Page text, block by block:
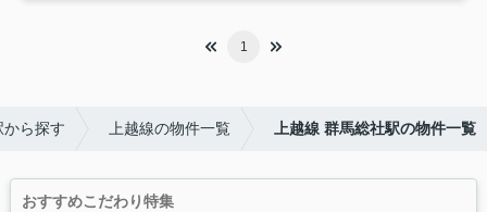
1
ら探す 上越線の物件一覧 上越線 群馬総社駅の物件一覧
おすすめこだわり特集